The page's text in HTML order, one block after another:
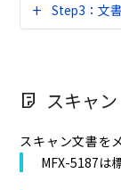
Step3：文
スキャ
スキャン文書を
MFX-5187は